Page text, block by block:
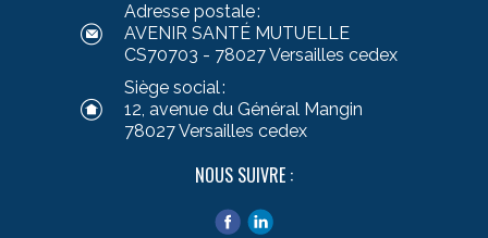
Adresse postale :
AVENIR SANTÉ MUTUELLE
CS70703 - 78027 Versailles cedex
Siège social :
12, avenue du Général Mangin
78027 Versailles cedex
NOUS SUIVRE :